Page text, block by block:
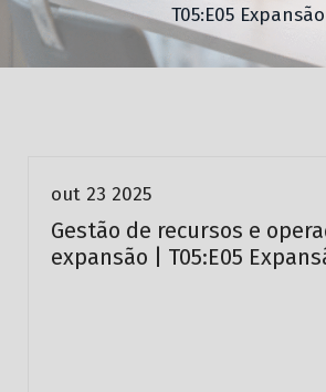
t
T05:E05 Expansão
Expansão Gestão
out 23 2025
Gestão de recursos e
expansão | T05:E05